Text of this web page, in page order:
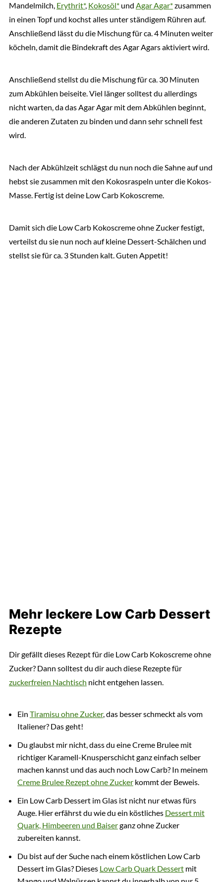
Mandelmilch, Erythrit*, Kokosöl*und Agar Agar*zusammen
in einen Topf und kochst alles unter ständigem Rühren auf.
Anschließend lässt du die Mischung für ca. 4 Minuten weiter
köcheln, damit die Bindekraft des Agar Agars aktiviert wird.
Anschließend stellst du die Mischung für ca. 30 Minuten
zum Abkühlen beiseite. Viel länger solltest du allerdings
nicht warten, da das Agar Agar mit dem Abkühlen beginnt,
die anderen Zutaten zu binden und dann sehr schnell fest
wird.
Nach der Abkühlzeit schlägst du nun noch die Sahne auf und
hebst sie zusammen mit den Kokosraspeln unter die Kokos-
Masse. Fertig ist deine Low Carb Kokoscreme.
Damit sich die Low Carb Kokoscreme ohne Zucker festigt,
verteilst du sie nun noch auf kleine Dessert-Schälchen und
stellst sie für ca. 3 Stunden kalt. Guten Appetit!
Mehr leckere Low Carb Dessert
Rezepte
Dir gefällt dieses Rezept für die Low Carb Kokoscreme ohne
Zucker? Dann solltest du dir auch diese Rezepte für
zuckerfreien Nachtisch nicht entgehen lassen.
Ein Tiramisu ohne Zucker, das besser schmeckt als vom
Italiener? Das geht!
Du glaubst mir nicht, dass du eine Creme Brulee mit
richtiger Karamell-Knusperschicht ganz einfach selber
machen kannst und das auch noch Low Carb? In meinem
Creme Brulee Rezept ohne Zuckerkommt der Beweis.
Ein Low Carb Dessert im Glas ist nicht nur etwas fürs
Auge. Hier erfährst du wie du ein köstliches Dessert mit
Quark, Himbeeren und Baiserganz ohne Zucker
zubereiten kannst.
Du bist auf der Suche nach einem köstlichen Low Carb
Dessert im Glas? Dieses Low Carb Quark Dessertmit